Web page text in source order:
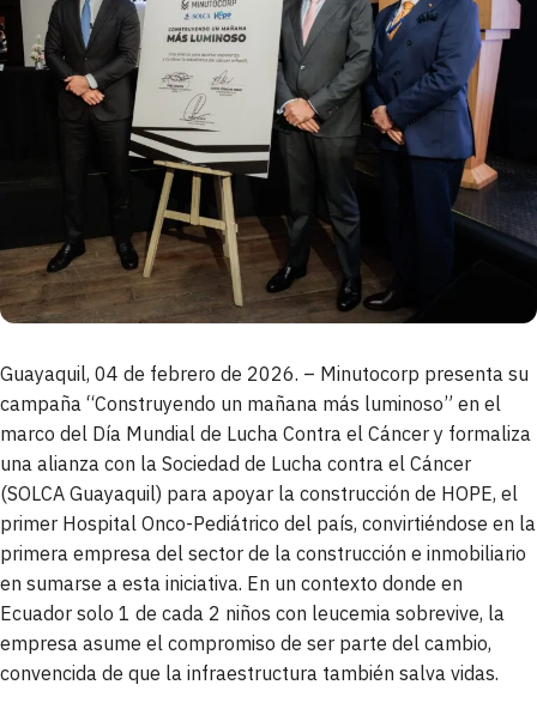
Guayaquil, 04 de febrero de 2026. – Minutocorp presenta su
campaña “Construyendo un mañana más luminoso” en el
marco del Día Mundial de Lucha Contra el Cáncer y formaliza
una alianza con la Sociedad de Lucha contra el Cáncer
(SOLCA Guayaquil) para apoyar la construcción de HOPE, el
primer Hospital Onco-Pediátrico del país, convirtiéndose en la
primera empresa del sector de la construcción e inmobiliario
en sumarse a esta iniciativa. En un contexto donde en
Ecuador solo 1 de cada 2 niños con leucemia sobrevive, la
empresa asume el compromiso de ser parte del cambio,
convencida de que la infraestructura también salva vidas.